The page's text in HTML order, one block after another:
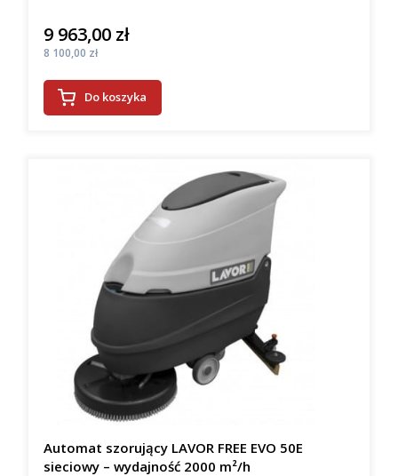
Cena
9 963,00 zł
Cena
8 100,00 zł
Do koszyka
Automat szorujący LAVOR FREE EVO 50E
sieciowy – wydajność 2000 m²/h